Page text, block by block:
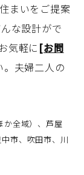
まいをご提案
な設計がで
気軽に [お問
。夫婦二人の
か全域）、芦屋
市、吹田市、川